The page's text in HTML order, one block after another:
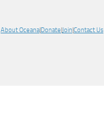
About Oceana|Donate|Join|Contact Us